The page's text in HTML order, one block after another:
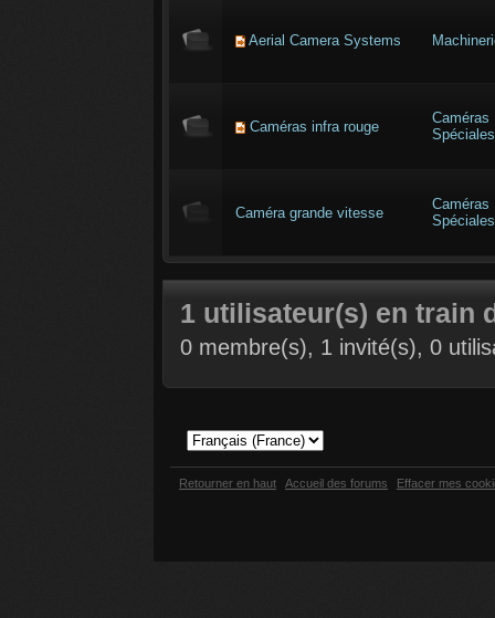
Aerial Camera Systems
Caméras infra rouge
Caméras
Spéciales
Caméra grande vitesse
Caméras
Spéciales
1 utilisateur(s) en train
0 membre(s), 1 invité(s), 0
Retourner en haut Accueil des forums Effacer mes